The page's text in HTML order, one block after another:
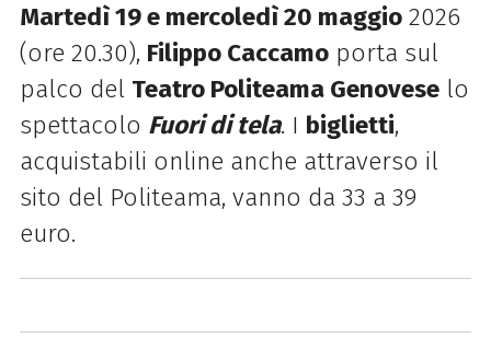
Martedì 19 e mercoledì 20 maggio2026
(ore 20.30), Filippo Caccamoporta sul
palco del Teatro Politeama Genoveselo
spettacolo Fuori di tela. I biglietti,
acquistabili online anche attraverso il
sito del Politeama, vanno da 33 a 39
euro.